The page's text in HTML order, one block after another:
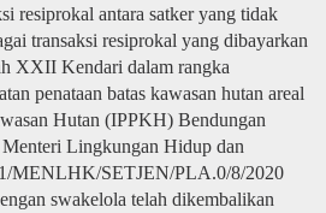
resiprokal antara satker yang tidak
transaksi resiprokal yang dibayarkan
XXII Kendari dalam rangka
penataan batas kawasan hutan areal
Hutan (IPPKH) Bendungan
Menteri Lingkungan Hidup dan
MENLHK/SETJEN/PLA.0/8/2020
swakelola telah dikembalikan